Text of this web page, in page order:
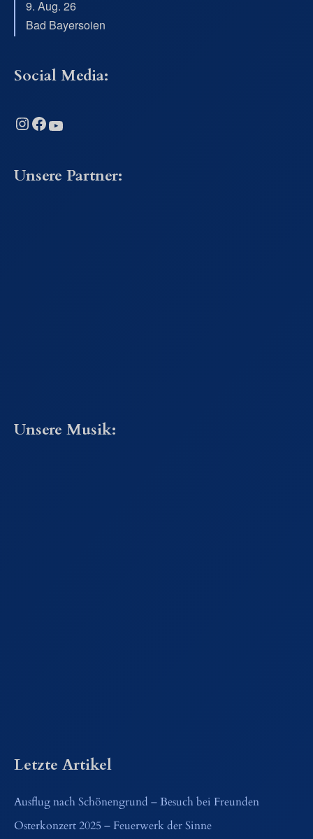
9. Aug. 26
Bad Bayersoien
Social Media:
Instagram Facebook YouTube
Unsere Partner:
Unsere Musik:
Letzte Artikel
Ausflug nach Schönengrund – Besuch bei Freunden
Osterkonzert 2025 – Feuerwerk der Sinne